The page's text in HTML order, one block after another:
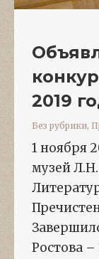
2019
Без рубрики,
1 ноября
музей
Ростова